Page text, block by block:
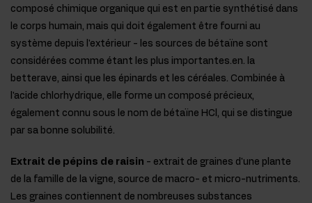
composé chimique organique qui est en partie synthétisé dans
le corps humain, mais qui doit également être fourni au
système depuis l'extérieur - les sources de bétaïne sont
considérées comme étant les plus importantes.en. la
betterave, ainsi que les épinards et les céréales. Combinée à
l'acide chlorhydrique, elle forme un composé précieux,
également connu sous le nom de bétaïne HCl, qui se distingue
par sa bonne solubilité.
Extrait de pépins de raisin - extrait de graines d'une plante
de la famille de la vigne, source de macro- et micro-nutriments.
Les graines contiennent de nombreuses substances